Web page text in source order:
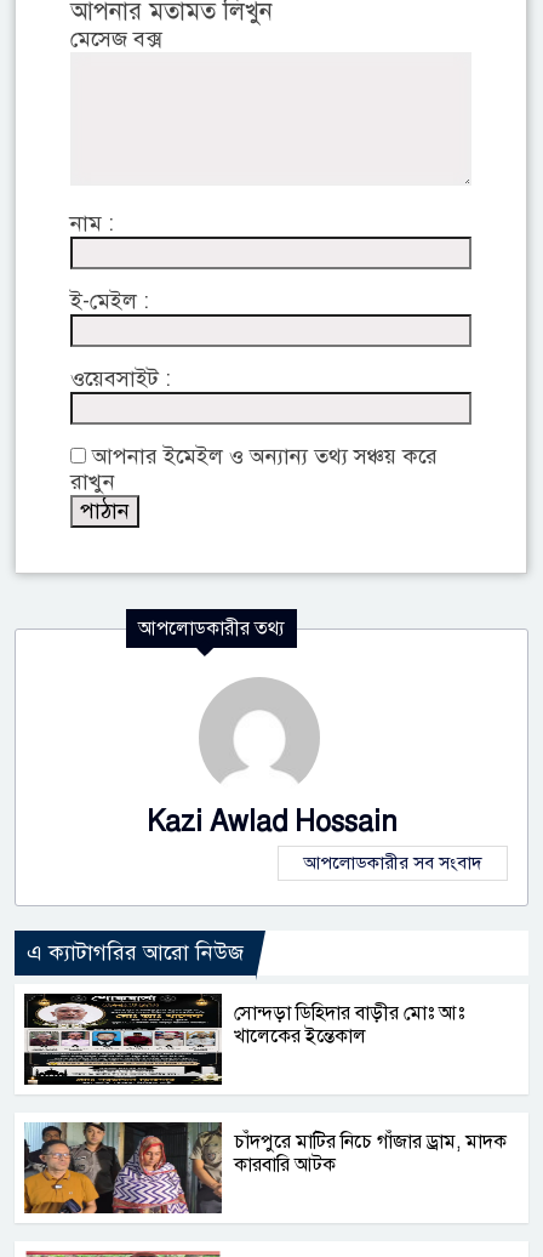
আপনার মতামত লিখুন
মেসেজ বক্স
নাম :
ই-মেইল :
ওয়েবসাইট :
আপনার ইমেইল ও অন্যান্য তথ্য সঞ্চয় করে
রাখুন
আপলোডকারীর তথ্য
Kazi Awlad Hossain
আপলোডকারীর সব সংবাদ
এ ক্যাটাগরির আরো নিউজ
সোন্দড়া ডিহিদার বাড়ীর মোঃ আঃ
খালেকের ইন্তেকাল
চাঁদপুরে মাটির নিচে গাঁজার ড্রাম, মাদক
কারবারি আটক